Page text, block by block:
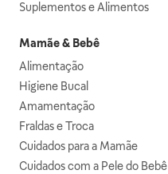
Suplementos e Alimentos
Mamãe & Bebê
Alimentação
Higiene Bucal
Amamentação
Fraldas e Troca
Cuidados para a Mamãe
Cuidados com a Pele do Bebê